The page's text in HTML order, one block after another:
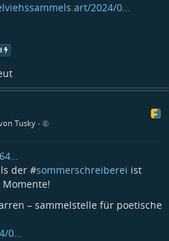
2024/0…
Tusky •
der #sommerschreiberei ist
– sammelstelle für poetische
0…